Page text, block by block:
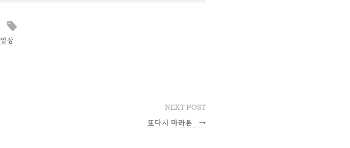
일상
NEXT POST
또다시 마라톤 →